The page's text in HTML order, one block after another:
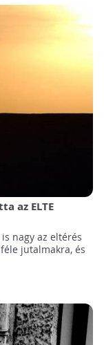
az ELTE
nagy az eltérés
jutalmakra, és